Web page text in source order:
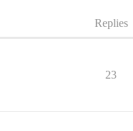
Replies
23